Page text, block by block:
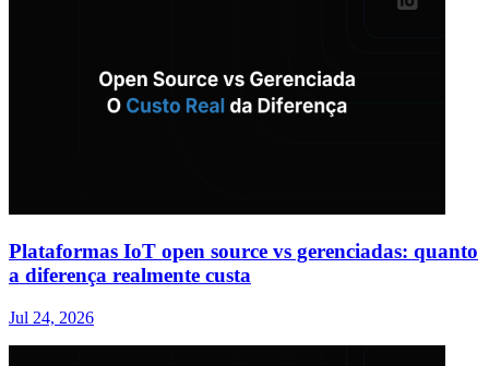
Plataformas IoT open source vs gerenciadas: quanto
a diferença realmente custa
Jul 24, 2026